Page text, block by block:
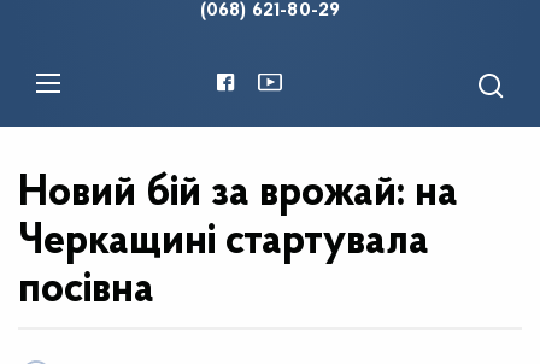
(068) 621-80-29
Новий бій за врожай: на
Черкащині стартувала
посівна